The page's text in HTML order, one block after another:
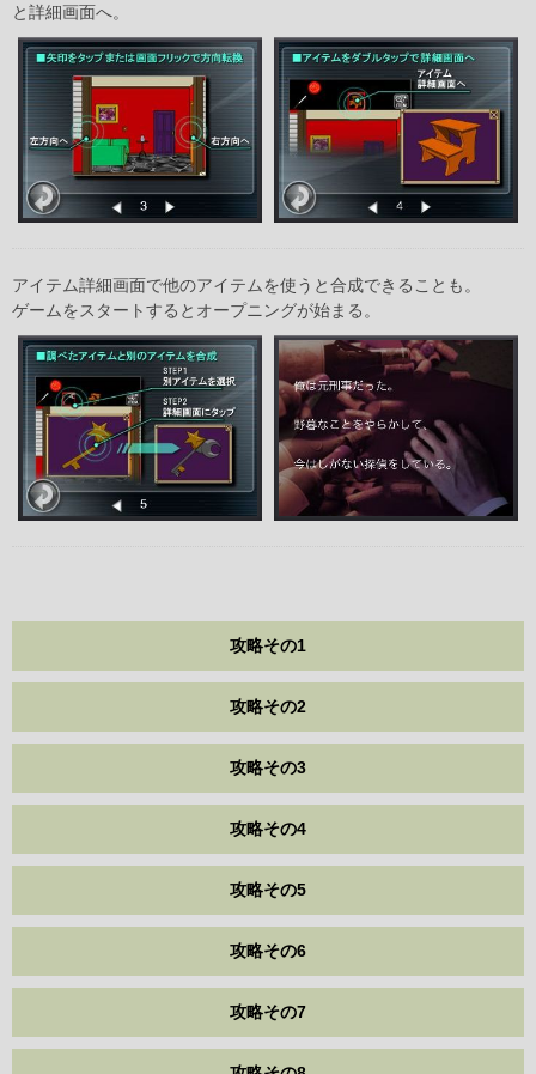
と詳細画面へ。
アイテム詳細画面で他のアイテムを使うと合成できることも。
ゲームをスタートするとオープニングが始まる。
攻略その1
攻略その2
攻略その3
攻略その4
攻略その5
攻略その6
攻略その7